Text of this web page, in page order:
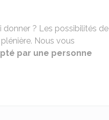
? Les possibilités de
Nous vous
par une personne